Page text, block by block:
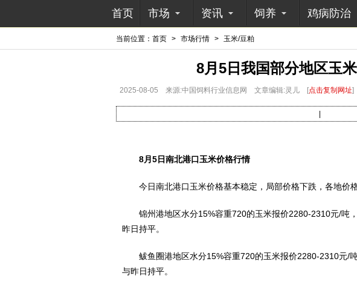
首页 市场 资讯 饲养 鸡病防治
当前位置： 首页 > 市场行情 > 玉米/豆粕
8月5日我国部分地区玉
2025-08-05 来源:中国饲料行业信息网 文章编辑:灵儿 [点击复制网址]
8月5日南北港口玉米价格行情
今日南北港口玉米价格基本稳定，局部价格下跌，各地价格
锦州港地区水分15%容重720的玉米报价2280-2310元/吨
昨日持平。
鲅鱼圈港地区水分15%容重720的玉米报价2280-2310元/吨
与昨日持平。